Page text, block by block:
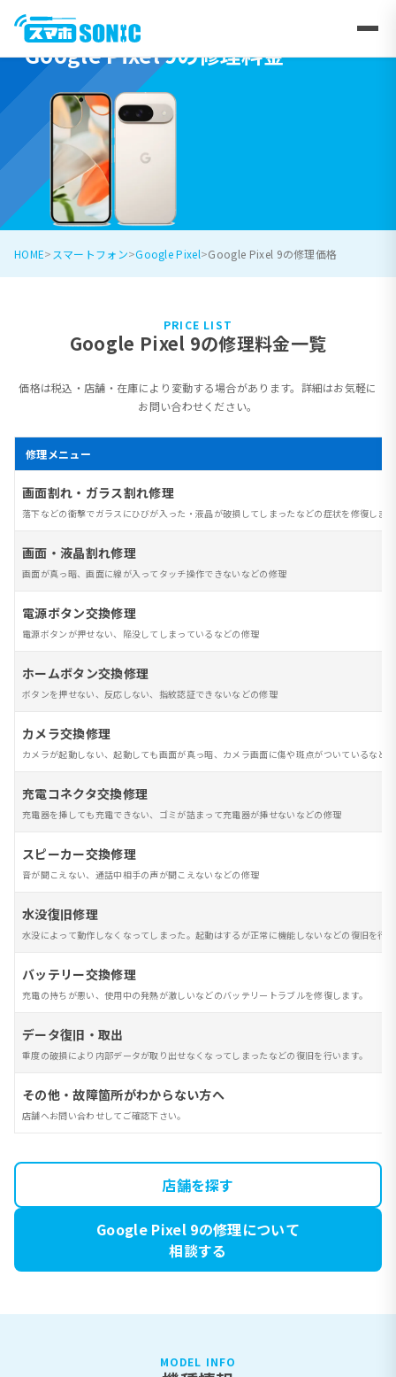
Google Pixel 9の修理料金
HOME スマートフォン Google Pixel Google Pixel 9の修理価格
PRICE LIST
Google Pixel 9の修理料金一覧
価格は税込・店舗・在庫により変動する場合があります。詳細はお気軽に
お問い合わせください。
修理メニュー
画面割れ・ガラス割れ修理
落下などの衝撃でガラスにひびが入った・液晶が破損してしまったなどの症状を修復しま
画面・液晶割れ修理
画面が真っ暗、画面に線が入ってタッチ操作できないなどの修理
電源ボタン交換修理
電源ボタンが押せない、陥没してしまっているなどの修理
ホームボタン交換修理
ボタンを押せない、反応しない、指紋認証できないなどの修理
カメラ交換修理
カメラが起動しない、起動しても画面が真っ暗、カメラ画面に傷や斑点がついているなど
充電コネクタ交換修理
充電器を挿しても充電できない、ゴミが詰まって充電器が挿せないなどの修理
スピーカー交換修理
音が聞こえない、通話中相手の声が聞こえないなどの修理
水没復旧修理
水没によって動作しなくなってしまった。起動はするが正常に機能しないなどの復旧を行
バッテリー交換修理
充電の持ちが悪い、使用中の発熱が激しいなどのバッテリートラブルを修復します。
データ復旧・取出
重度の破損により内部データが取り出せなくなってしまったなどの復旧を行います。
その他・故障箇所がわからない方へ
店舗へお問い合わせしてご確認下さい。
店舗を探す
Google Pixel 9の修理について
相談する
MODEL INFO